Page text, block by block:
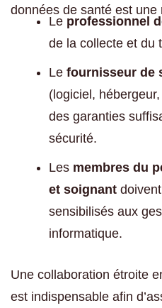
données de santé est
Le professionnel
de la collecte et du
Le fournisseur de
(logiciel,
des garanties
sécurité.
Les membres du
et soignant
sensibilisés aux
informatique.
Une collaboration étroite
est indispensable afin